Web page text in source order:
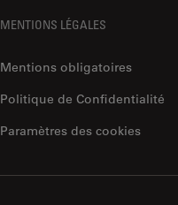
MENTIONS LÉGALES
Mentions obligatoires
Politique de Confidentialité
Paramètres des cookies